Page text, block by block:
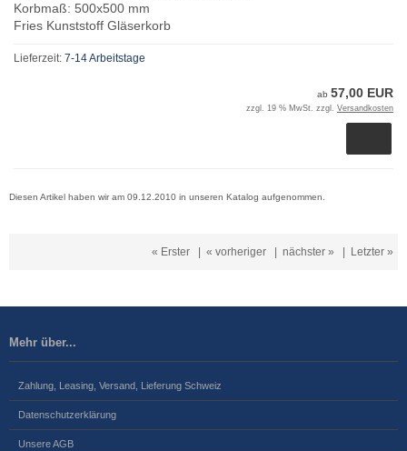
Korbmaß: 500x500 mm
Fries Kunststoff Gläserkorb
Lieferzeit: 7-14 Arbeitstage
ab 57,00 EUR
zzgl. 19 % MwSt. zzgl. Versandkosten
Diesen Artikel haben wir am 09.12.2010 in unseren Katalog aufgenommen.
« Erster « vorheriger nächster » Letzter »
Mehr über...
Zahlung, Leasing, Versand, Lieferung Schweiz
Datenschutzerklärung
Unsere AGB